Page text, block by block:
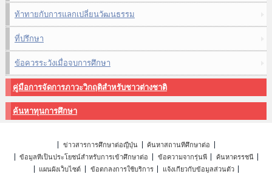
ท้าทายกับการแลกเปลี่ยนวัฒนธรรม
ที่ปรึกษา
ข้อควรระวังเมื่อจบการศึกษา
คู่มือการจัดการภาวะวิกฤติสำหรับชาวต่างชาติ
ค้นหาทุนการศึกษา
ข่าวสารการศึกษาต่อญี่ปุ่น
ค้นหาสถานที่ศึกษาต่อ
ข้อมูลที่เป็นประโยชน์สำหรับการเข้าศึกษาต่อ
ข้อความจากรุ่นพี่
ค้นหาดรรชนี
แผนผังเว็บไซต์
ข้อตกลงการใช้บริการ
แจ้งเกี่ยวกับข้อมูลส่วนตัว